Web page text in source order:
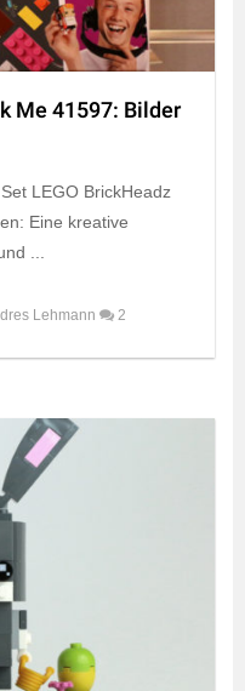
Me 41597: Bilder
LEGO BrickHeadz
Eine kreative
...
Lehmann 2